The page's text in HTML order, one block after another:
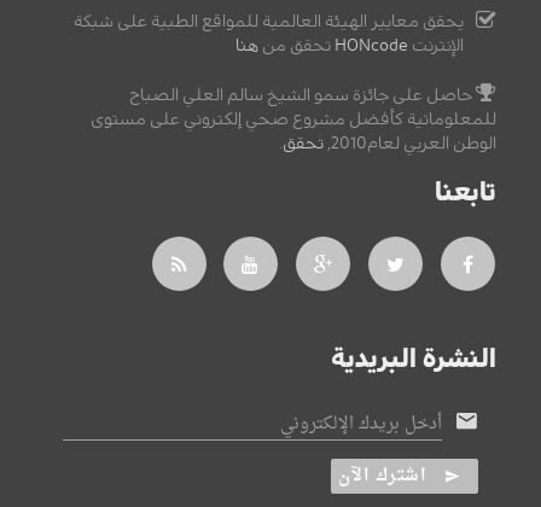
يحقق معايير الهيئة العالمية للمواقع الطبية على شبكة
الإنترنت HONcode تحقق من هنا
حاصل على جائزة سمو الشيخ سالم العلي الصباح
للمعلوماتية كأفضل مشروع صحي إلكتروني على مستوى
الوطن العربي لعام2010,
تحقق.
تابعنا
النشرة البريدية
أدخل بريدك الإلكتروني
اشترك الآن